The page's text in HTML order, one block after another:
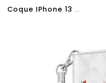
Coque IPhone 13 Pro Max Verre Trempé Face De Félin